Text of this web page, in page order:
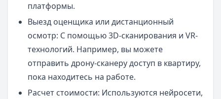
платформы.
Выезд оценщика или дистанционный
осмотр: С помощью 3D-сканирования и VR-
технологий. Например, вы можете
отправить дрону-сканеру доступ в квартиру,
пока находитесь на работе.
Расчет стоимости: Используются нейросети,